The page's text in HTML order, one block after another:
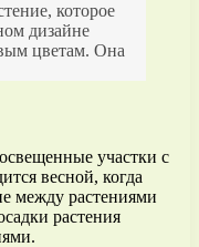
которое
дизайне
цветам. Она
участки с
весной, когда
между растениями
растения